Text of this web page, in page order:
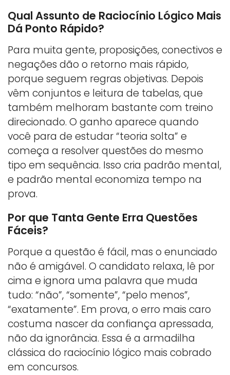
Qual Assunto de Raciocínio Lógico Mais
Dá Ponto Rápido?
Para muita gente, proposições, conectivos e
negações dão o retorno mais rápido,
porque seguem regras objetivas. Depois
vêm conjuntos e leitura de tabelas, que
também melhoram bastante com treino
direcionado. O ganho aparece quando
você para de estudar “teoria solta” e
começa a resolver questões do mesmo
tipo em sequência. Isso cria padrão mental,
e padrão mental economiza tempo na
prova.
Por que Tanta Gente Erra Questões
Fáceis?
Porque a questão é fácil, mas o enunciado
não é amigável. O candidato relaxa, lê por
cima e ignora uma palavra que muda
tudo: “não”, “somente”, “pelo menos”,
“exatamente”. Em prova, o erro mais caro
costuma nascer da confiança apressada,
não da ignorância. Essa é a armadilha
clássica do raciocínio lógico mais cobrado
em concursos.